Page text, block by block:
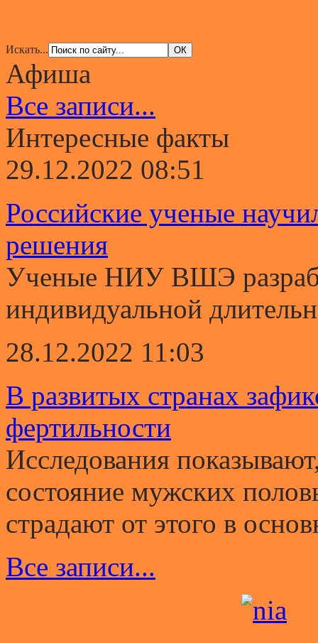
Искать...
Афиша
Все записи...
Интересные факты
29.12.2022 08:51
Российские ученые
решения
Ученые НИУ ВШЭ
индивидуальной
28.12.2022 11:03
В развитых странах
фертильности
Исследования
состояние мужских
страдают от этого в
Все записи...